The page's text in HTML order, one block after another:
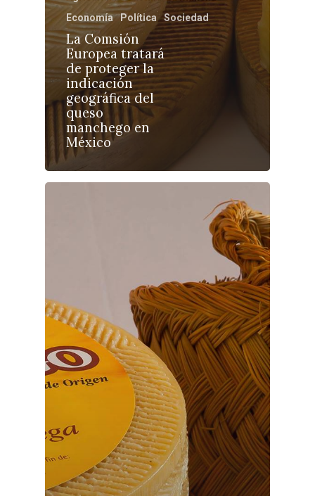
Economía
Política Sociedad
La Comsión
Europea tratará
de proteger la
indicación
geográfica del
queso
manchego en
México
Medio Ambiente
Planeta Rural
Especiales